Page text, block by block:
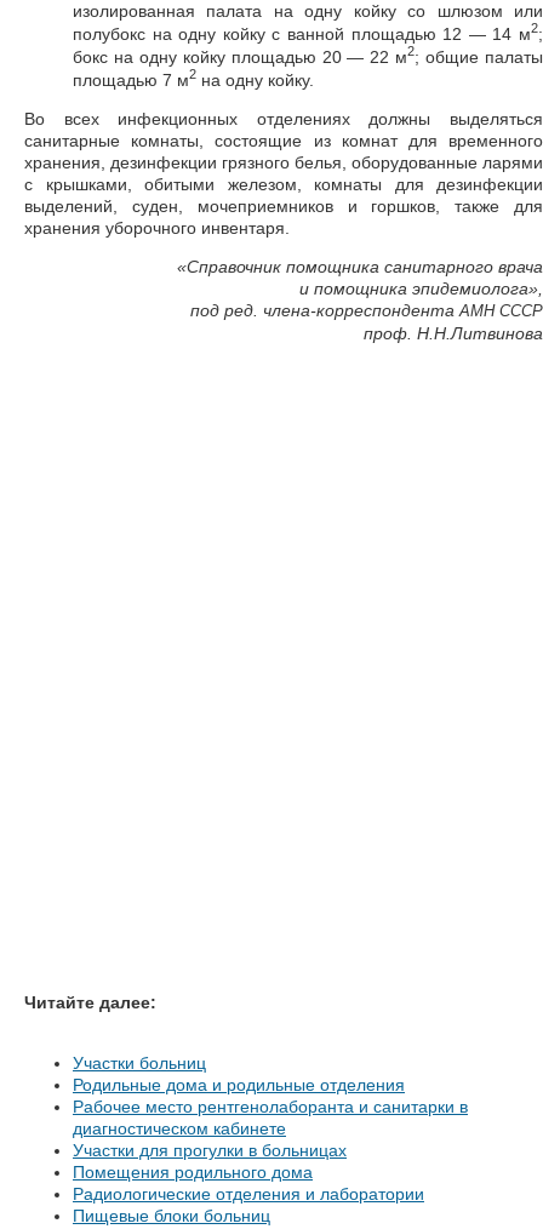
изолированная палата на одну койку со шлюзом или
полубокс на одну койку с ванной площадью 12 — 14 м2;
бокс на одну койку площадью 20 — 22 м2; общие палаты
площадью 7 м2 на одну койку.
Во всех инфекционных отделениях должны выделяться
санитарные комнаты, состоящие из комнат для временного
хранения, дезинфекции грязного белья, оборудованные ларями
с крышками, обитыми железом, комнаты для дезинфекции
выделений, суден, мочеприемников и горшков, также для
хранения уборочного инвентаря.
«Справочник помощника санитарного врача
и помощника эпидемиолога»,
под ред. члена-корреспондента АМН СССР
проф. Н.Н.Литвинова
Читайте далее:
Участки больниц
Родильные дома и родильные отделения
Рабочее место рентгенолаборанта и санитарки в
диагностическом кабинете
Участки для прогулки в больницах
Помещения родильного дома
Радиологические отделения и лаборатории
Пищевые блоки больниц